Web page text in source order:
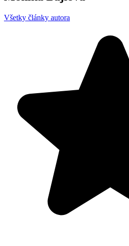
Všetky články autora